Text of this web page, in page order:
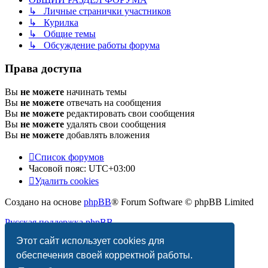
Этот сайт использует cookies для
обеспечения своей корректной работы.
↳ Личные странички участников
↳ Курилка
↳ Общие темы
↳ Обсуждение работы форума
Права доступа
Вы не можете начинать темы
Вы не можете отвечать на сообщения
Вы не можете редактировать свои сообщения
Вы не можете удалять свои сообщения
Вы не можете добавлять вложения
Список форумов
Часовой пояс: UTC+03:00
Удалить cookies
Создано на основе phpBB® Forum Software © phpBB Limited
Русская поддержка phpBB
Конфиденциальность |Правила